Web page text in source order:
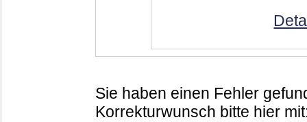
Sie haben einen Fehler
Korrekturwunsch bitte hier